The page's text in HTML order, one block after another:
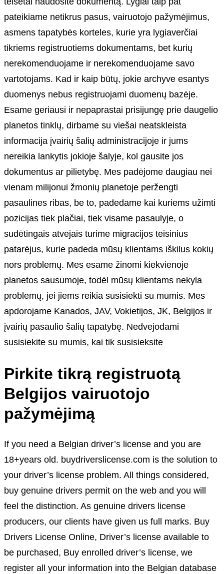
pateikiame netikrus pasus, vairuotojo pažymėjimus,
asmens tapatybės korteles, kurie yra lygiaverčiai
tikriems registruotiems dokumentams, bet kurių
nerekomenduojame ir nerekomenduojame savo
vartotojams. Kad ir kaip būtų, jokie archyve esantys
duomenys nebus registruojami duomenų bazėje.
Esame geriausi ir nepaprastai prisijungę prie daugelio
planetos tinklų, dirbame su viešai neatskleista
informacija įvairių šalių administracijoje ir jums
nereikia lankytis jokioje šalyje, kol gausite jos
dokumentus ar pilietybę. Mes padėjome daugiau nei
vienam milijonui žmonių planetoje peržengti
pasaulines ribas, be to, padedame kai kuriems užimti
pozicijas tiek plačiai, tiek visame pasaulyje, o
sudėtingais atvejais turime migracijos teisinius
patarėjus, kurie padeda mūsų klientams iškilus kokių
nors problemų. Mes esame žinomi kiekvienoje
planetos sausumoje, todėl mūsų klientams nekyla
problemų, jei jiems reikia susisiekti su mumis. Mes
apdorojame Kanados, JAV, Vokietijos, JK, Belgijos ir
įvairių pasaulio šalių tapatybę. Nedvejodami
susisiekite su mumis, kai tik susisieksite
Pirkite tikrą registruotą
Belgijos vairuotojo
pažymėjimą
If you need a Belgian driver’s license and you are
18+years old. buydriverslicense.com is the solution to
your driver’s license problem. All things considered,
buy genuine drivers permit on the web and you will
feel the distinction. As genuine drivers license
producers, our clients have given us full marks. Buy
Drivers License Online, Driver’s license available to
be purchased, Buy enrolled driver’s license, we
register all your information into the Belgian database